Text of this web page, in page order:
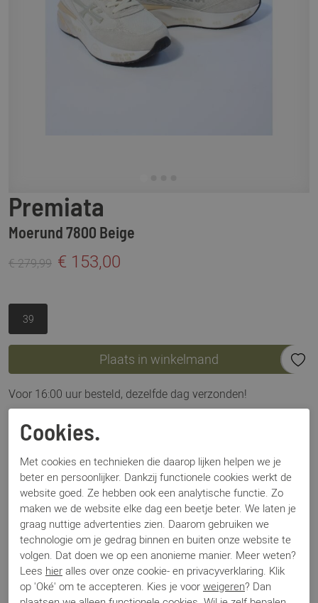
Premiata
Moerund 7800 Beige
€ 279,99 € 153,00
39
Plaats in winkelmand
Voor 16:00 uur besteld, dezelfde dag verzonden!
Omschrijving
Specificaties
Merk
Premiata
Artikelnummer
Moerund 7800
Breedtemaat
G
Los voetbed
Ja
Categorie
Sneakers
Cookies.
Met cookies en technieken die daarop lijken helpen we je
beter en persoonlijker. Dankzij functionele cookies werkt de
website goed. Ze hebben ook een analytische functie. Zo
maken we de website elke dag een beetje beter. We laten je
graag nuttige advertenties zien. Daarom gebruiken we
technologie om je gedrag binnen en buiten onze website te
volgen. Dat doen we op een anonieme manier. Meer weten?
Lees hier alles over onze cookie- en privacyverklaring. Klik
op 'Oké' om te accepteren. Kies je voor weigeren? Dan